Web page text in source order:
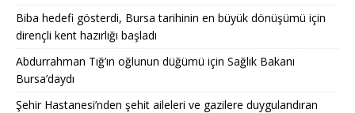
Biba hedefi gösterdi, Bursa tarihinin en büyük dönüşümü için
dirençli kent hazırlığı başladı
Abdurrahman Tığ’ın oğlunun düğümü için Sağlık Bakanı
Bursa’daydı
Şehir Hastanesi’nden şehit aileleri ve gazilere duygulandıran